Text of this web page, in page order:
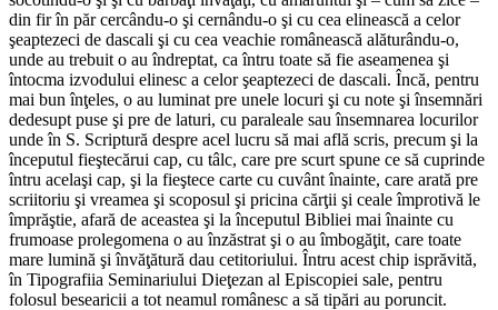
din fir în păr cercându-o şi cernându-o şi cu cea elinească a celor
şeaptezeci de dascali şi cu cea veachie românească alăturându-o,
unde au trebuit o au îndreptat, ca întru toate să fie aseamenea şi
întocma izvodului elinesc a celor şeaptezeci de dascali. Încă, pentru
mai bun înţeles, o au luminat pre unele locuri şi cu note şi însemnări
dedesupt puse şi pre de laturi, cu paraleale sau însemnarea locurilor
unde în S. Scriptură despre acel lucru să mai află scris, precum şi la
începutul fieştecărui cap, cu tâlc, care pre scurt spune ce să cuprinde
întru acelaşi cap, şi la fieştece carte cu cuvânt înainte, care arată pre
scriitoriu şi vreamea şi scoposul şi pricina cărţii şi ceale împrotivă le
împrăştie, afară de aceastea şi la începutul Bibliei mai înainte cu
frumoase prolegomena o au înzăstrat şi o au îmbogăţit, care toate
mare lumină şi învăţătură dau cetitoriului. Întru acest chip isprăvită,
în Tipografiia Seminariului Dieţezan al Episcopiei sale, pentru
folosul besearicii a tot neamul românesc a să tipări au poruncit.